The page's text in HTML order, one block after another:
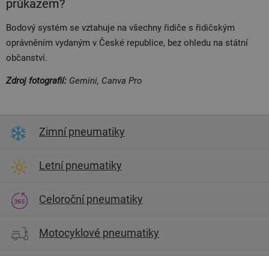
průkazem?
Bodový systém se vztahuje na všechny řidiče s řidičským
oprávněním vydaným v České republice, bez ohledu na státní
občanství.
Zdroj fotografií: Gemini, Canva Pro
Zimní pneumatiky
Letní pneumatiky
Celoroční pneumatiky
Motocyklové pneumatiky